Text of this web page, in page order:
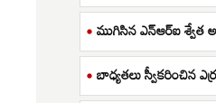
ముగిసిన ఎన్ఆర్ఐ శ్వేత
బాధ్యతలు స్వీకరించిన